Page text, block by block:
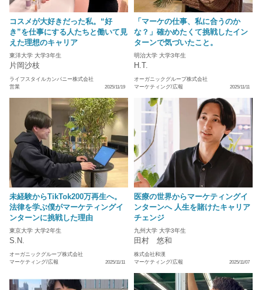
コスメが大好きだった私。“好
き”を仕事にする人たちと働いて見
えた理想のキャリア
東洋大学 大学3年生
片岡沙枝
ライフスタイルカンパニー株式会社
営業
2025/11/19
「マーケの仕事、私に合うのか
な？」確かめたくて挑戦したイン
ターンで気づいたこと。
明治大学 大学3年生
H.T.
オーガニックグループ株式会社
マーケティング/広報
2025/11/11
未経験からTikTok200万再生へ。
法律を学ぶ僕がマーケティングイ
ンターンに挑戦した理由
東京大学 大学2年生
S.N.
オーガニックグループ株式会社
マーケティング/広報
2025/11/11
医療の世界からマーケティングイ
ンターンへ 人生を賭けたキャリア
チェンジ
九州大学 大学3年生
田村 悠和
株式会社和漢
マーケティング/広報
2025/11/07